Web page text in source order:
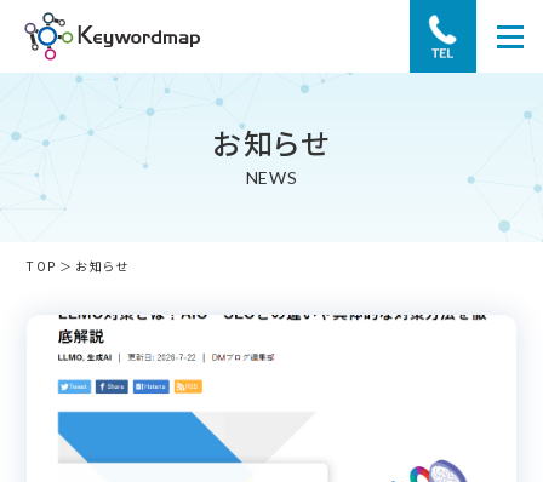
お知らせ
NEWS
TOP お知らせ